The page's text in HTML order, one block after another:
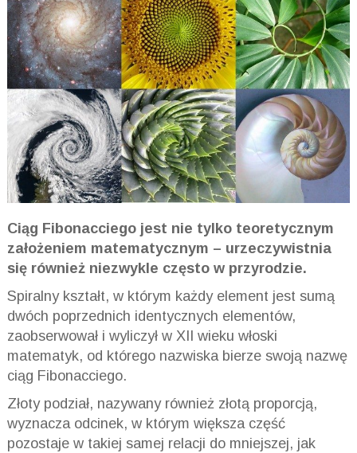
Ciąg Fibonacciego jest nie tylko teoretycznym
założeniem matematycznym – urzeczywistnia
się również niezwykle często w przyrodzie.
Spiralny kształt, w którym każdy element jest sumą
dwóch poprzednich identycznych elementów,
zaobserwował i wyliczył w XII wieku włoski
matematyk, od którego nazwiska bierze swoją nazwę
ciąg Fibonacciego.
Złoty podział, nazywany również złotą proporcją,
wyznacza odcinek, w którym większa część
pozostaje w takiej samej relacji do mniejszej, jak